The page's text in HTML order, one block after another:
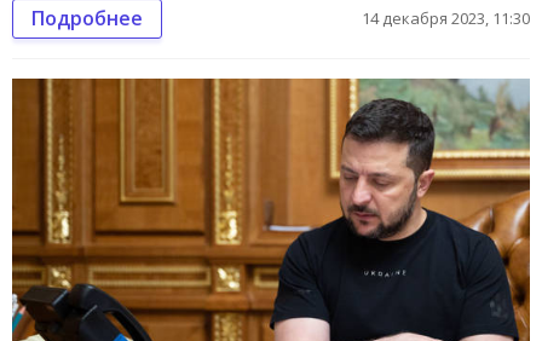
Подробнее 14 декабря 2023, 11:30